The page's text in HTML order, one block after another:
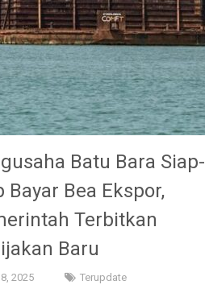
Batu Bara Siap-
Bayar Bea Ekspor,
Terbitkan
Baru
2025 Terupdate